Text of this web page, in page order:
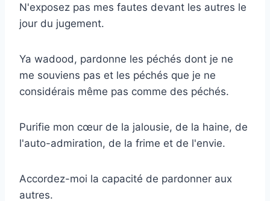
N'exposez pas mes fautes devant les autres le
jour du jugement.
Ya wadood, pardonne les péchés dont je ne
me souviens pas et les péchés que je ne
considérais même pas comme des péchés.
Purifie mon cœur de la jalousie, de la haine, de
l'auto-admiration, de la frime et de l'envie.
Accordez-moi la capacité de pardonner aux
autres.